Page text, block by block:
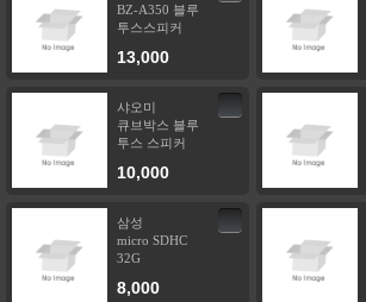
BZ-A350 블루
투스스피커
13,000
샤오미
큐브박스 블루
투스 스피커
10,000
삼성
micro SDHC
32G
8,000